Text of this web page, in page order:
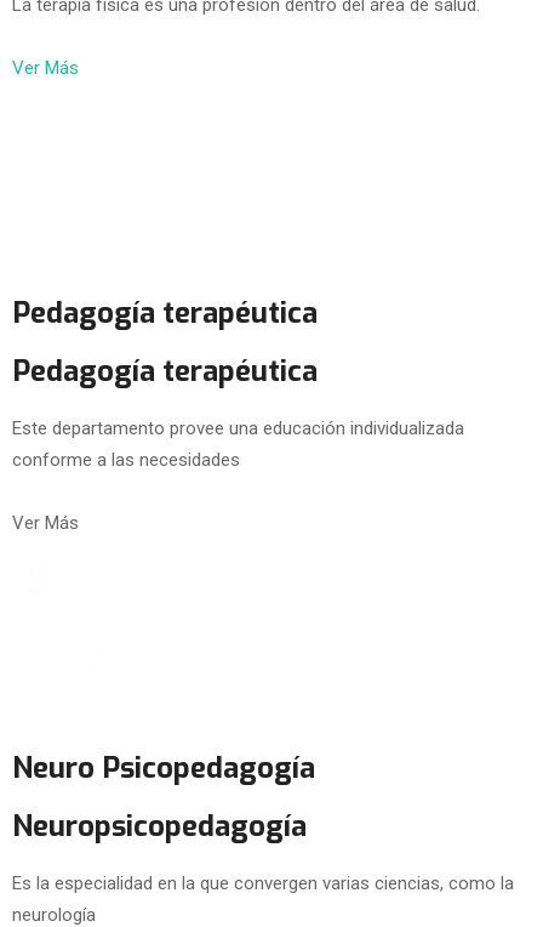
La terapia física es una profesión dentro del área de salud.
Ver Más
Pedagogía terapéutica
Pedagogía terapéutica
Este departamento provee una educación individualizada
conforme a las necesidades
Ver Más
Neuro Psicopedagogía
Neuropsicopedagogía
Es la especialidad en la que convergen varias ciencias, como la
neurología